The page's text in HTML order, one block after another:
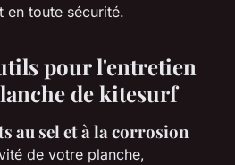
en toute sécurité.
pour l'entretien
de kitesurf
au sel et à la corrosion
de votre planche,